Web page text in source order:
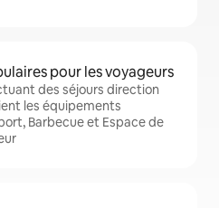
pour les voyageurs
des séjours direction
les équipements
Barbecue et Espace de